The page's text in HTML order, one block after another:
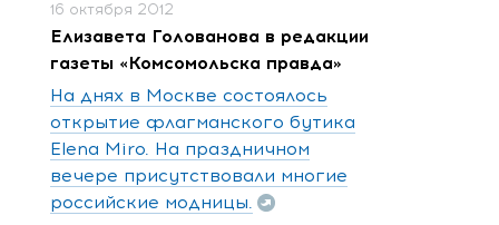
16 октября 2012
Елизавета Голованова в редакции
газеты «Комсомольска правда»
На днях в Москве состоялось
открытие флагманского бутика
Elena Miro. На праздничном
вечере присутствовали многие
российские модницы.